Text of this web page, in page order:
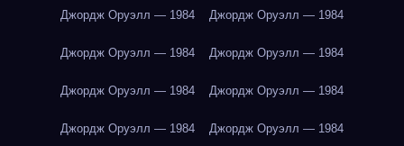
Джордж Оруэлл — 1984 Джордж Оруэлл — 1984
Джордж Оруэлл — 1984 Джордж Оруэлл — 1984
Джордж Оруэлл — 1984 Джордж Оруэлл — 1984
Джордж Оруэлл — 1984 Джордж Оруэлл — 1984